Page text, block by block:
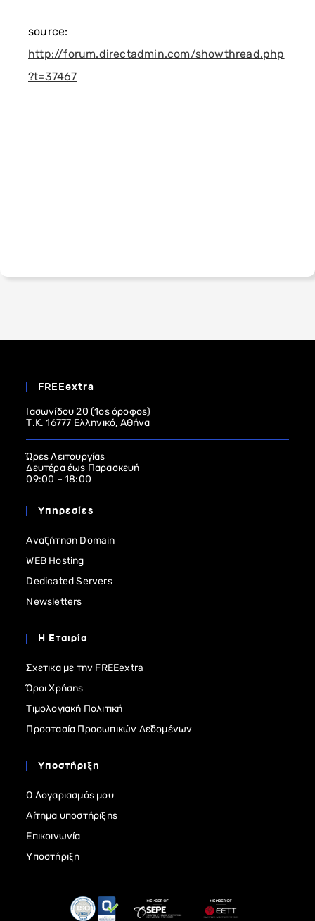
source:
http://forum.directadmin.com/showthread.php
?t=37467
FREEextra
Ιασωνίδου 20 (1ος όροφος)
Τ.Κ. 16777 Ελληνικό, Αθήνα
Ώρες Λειτουργίας
Δευτέρα έως Παρασκευή
09:00 – 18:00
Υπηρεσίες
Αναζήτηση Domain
WEB Hosting
Dedicated Servers
Newsletters
Η Εταιρία
Σχετικα με την FREEextra
Όροι Χρήσης
Τιμολογιακή Πολιτική
Προστασία Προσωπικών Δεδομένων
Υποστήριξη
Ο Λογαριασμός μου
Αίτημα υποστήριξης
Επικοινωνία
Υποστήριξη